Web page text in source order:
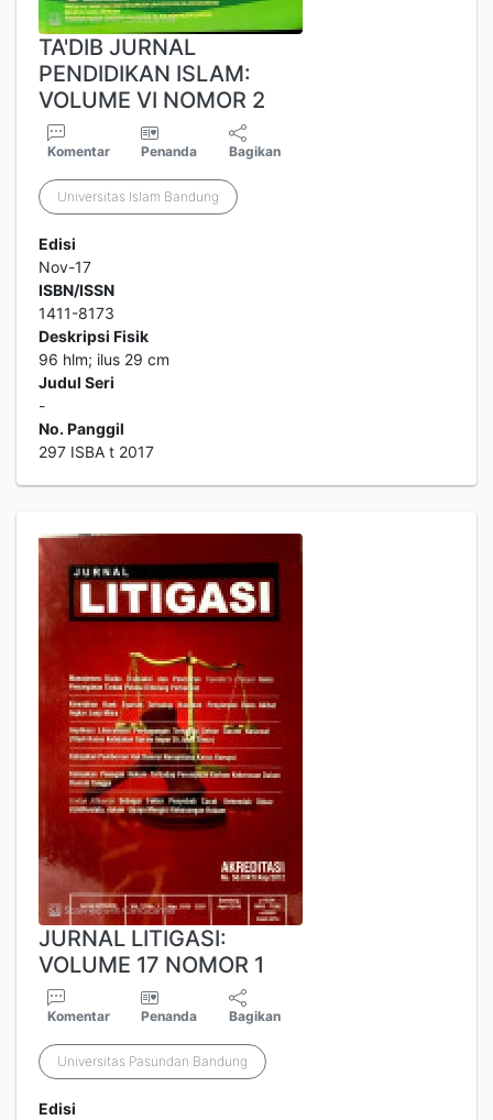
TA'DIB JURNAL
PENDIDIKAN ISLAM:
VOLUME VI NOMOR 2
Komentar Penanda Bagikan
Universitas Islam Bandung
Edisi
Nov-17
ISBN/ISSN
1411-8173
Deskripsi Fisik
96 hlm; ilus 29 cm
Judul Seri
-
No. Panggil
297 ISBA t 2017
JURNAL LITIGASI:
VOLUME 17 NOMOR 1
Komentar Penanda Bagikan
Universitas Pasundan Bandung
Edisi